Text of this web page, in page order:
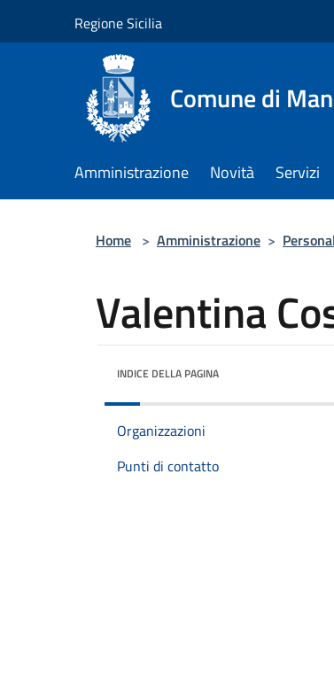
Regione Sicilia
Comune di
Amministrazione Novità Servizi
Home > Amministrazione >
Valentina
INDICE DELLA PAGINA
Organizzazioni
Punti di contatto